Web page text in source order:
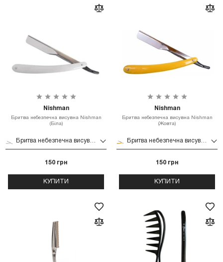
Nishman
Бритва небезпечна висувна Nishman
(Біла)
Бритва небезпечна висувна Nishman (Біла)
150 грн
КУПИТИ
Nishman
Бритва небезпечна висувна Nishman
(Жовта)
Бритва небезпечна висувна Nishman (Жовта)
150 грн
КУПИТИ